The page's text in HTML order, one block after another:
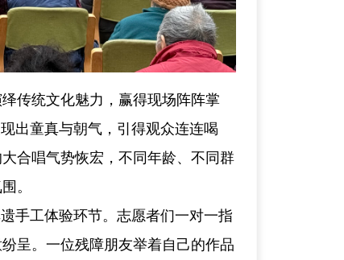
传统文化魅力，赢得现场阵阵掌
出童真与朝气，引得观众连连喝
合唱气势恢宏，不同年龄、不同群
。
手工体验环节。志愿者们一对一指
呈。一位残障朋友举着自己的作品